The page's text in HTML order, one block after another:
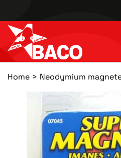
Home Neodymium